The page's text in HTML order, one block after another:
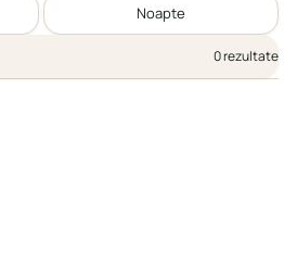
Noapte
0 rezultate